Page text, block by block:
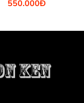
550.000Đ